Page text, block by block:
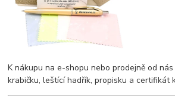
K nákupu na e-shopu nebo prodejně od
krabičku, leštící hadřík, propisku a certifikát